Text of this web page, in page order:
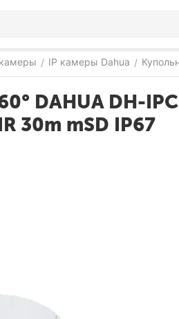
/ IP камеры Dahua /
DAHUA DH-
30m mSD IP67